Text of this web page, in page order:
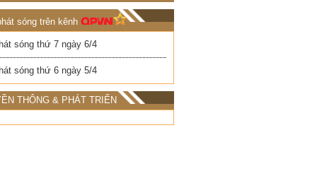
sóng trên kênh
sóng thứ 7 ngày 6/4
sóng thứ 6 ngày 5/4
THÔNG & PHÁT TRIỂN